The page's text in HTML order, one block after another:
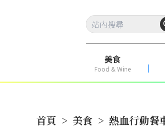
美食
Food & Wine
首頁 > 美食 > 熱血行動餐